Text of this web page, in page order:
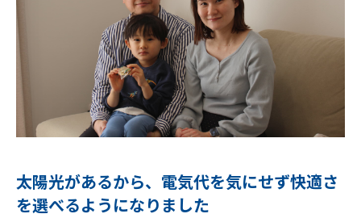
太陽光があるから、電気代を気にせず快適さ
を選べるようになりました